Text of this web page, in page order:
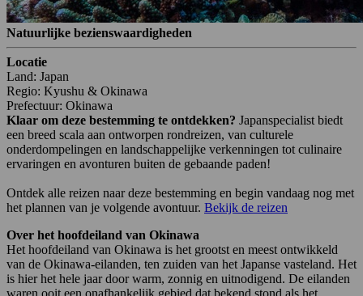
Natuurlijke bezienswaardigheden
Locatie
Land: Japan
Regio: Kyushu & Okinawa
Prefectuur: Okinawa
Klaar om deze bestemming te ontdekken? Japanspecialist biedt
een breed scala aan ontworpen rondreizen, van culturele
onderdompelingen en landschappelijke verkenningen tot culinaire
ervaringen en avonturen buiten de gebaande paden!
Ontdek alle reizen naar deze bestemming en begin vandaag nog met
het plannen van je volgende avontuur. Bekijk de reizen
Over het hoofdeiland van Okinawa
Het hoofdeiland van Okinawa is het grootst en meest ontwikkeld
van de Okinawa-eilanden, ten zuiden van het Japanse vasteland. Het
is hier het hele jaar door warm, zonnig en uitnodigend. De eilanden
waren ooit een onafhankelijk gebied dat bekend stond als het